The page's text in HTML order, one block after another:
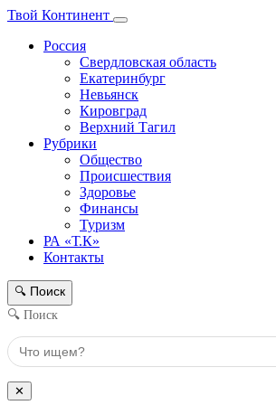
Твой Континент
Россия
Свердловская область
Екатеринбург
Невьянск
Кировград
Верхний Тагил
Рубрики
Общество
Происшествия
Здоровье
Финансы
Туризм
РА «Т.К»
Контакты
🔍 Поиск
🔍 Поиск
✕